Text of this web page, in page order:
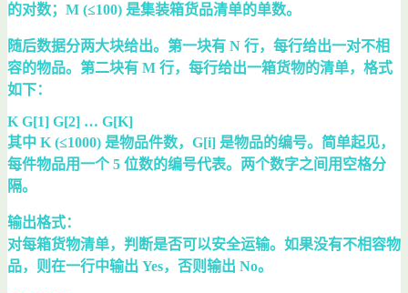
的对数；M (≤100) 是集装箱货品清单的单数。
随后数据分两大块给出。第一块有 N 行，每行给出一对不相
容的物品。第二块有 M 行，每行给出一箱货物的清单，格式
如下：
K G[1] G[2] … G[K]
其中 K (≤1000) 是物品件数，G[i] 是物品的编号。简单起见，
每件物品用一个 5 位数的编号代表。两个数字之间用空格分
隔。
输出格式：
对每箱货物清单，判断是否可以安全运输。如果没有不相容物
品，则在一行中输出 Yes，否则输出 No。